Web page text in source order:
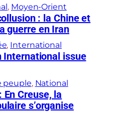
, Moyen-Orient
: la Chine et
guerre en Iran
, International
International issue
peuple, National
Creuse, la
s’organise